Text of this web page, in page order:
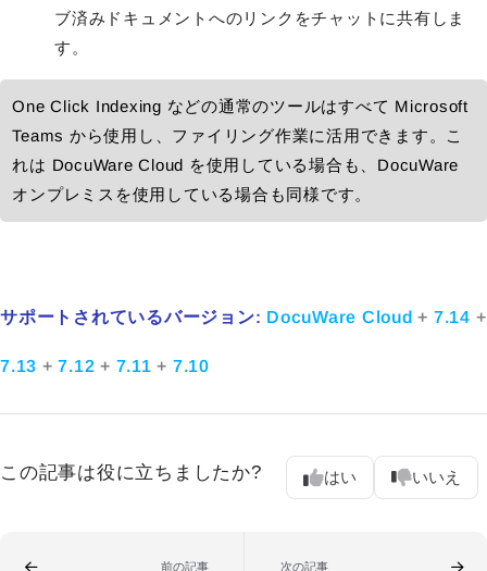
ブ済みドキュメントへのリンクをチャットに共有しま
す。
One Click Indexing などの通常のツールはすべて Microsoft
Teams から使用し、ファイリング作業に活用できます。こ
れは DocuWare Cloud を使用している場合も、DocuWare
オンプレミスを使用している場合も同様です。
サポートされているバージョン: DocuWare Cloud+ 7.14 +
7.13 +7.12 + 7.11+ 7.10
この記事は役に立ちましたか? はい いいえ
前の記事 次の記事